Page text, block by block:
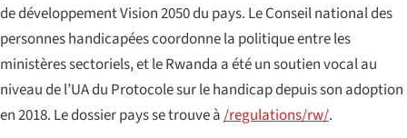
de développement Vision 2050 du pays. Le Conseil national des
personnes handicapées coordonne la politique entre les
ministères sectoriels, et le Rwanda a été un soutien vocal au
niveau de l’UA du Protocole sur le handicap depuis son adoption
en 2018. Le dossier pays se trouve à/regulations/rw/.